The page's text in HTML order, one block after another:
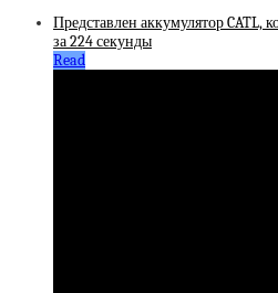
Представлен аккумулятор CATL,
за 224 секунды
Read